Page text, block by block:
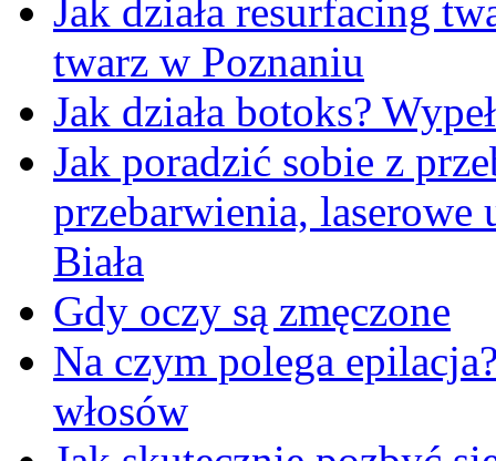
Jak działa resurfacing
twarz w Poznaniu
Jak działa botoks?
Jak poradzić sobie z
przebarwienia, laserowe
Biała
Gdy oczy są zmęczone
Na czym polega
włosów